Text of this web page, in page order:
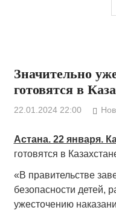
Значительно
готовятся в
22.01.2024 22:00
Астана. 22 января.
готовятся в
«В правительстве
безопасности детей,
ужесточению